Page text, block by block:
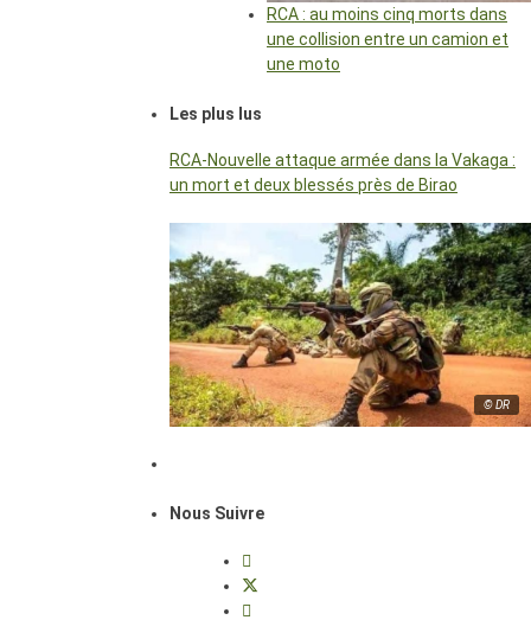
RCA : au moins cinq morts dans
une collision entre un camion et
une moto
Les plus lus
RCA-Nouvelle attaque armée dans la Vakaga :
un mort et deux blessés près de Birao
© DR
Nous Suivre